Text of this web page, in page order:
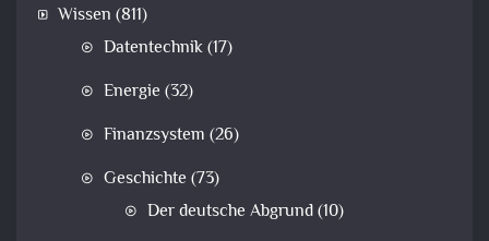
Wissen (811)
Datentechnik(17)
Energie (32)
Finanzsystem (26)
Geschichte (73)
Der deutsche Abgrund(10)